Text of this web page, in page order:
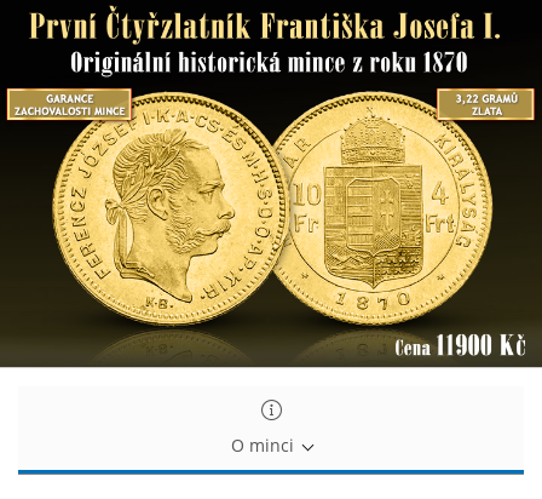
Čtyřzlatník
císaře
Františka
Josefa
Čtyřzlatník
císaře
Františka
Josefa
O minci